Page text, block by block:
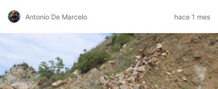
Antonio De Marcelo hace 1 mes